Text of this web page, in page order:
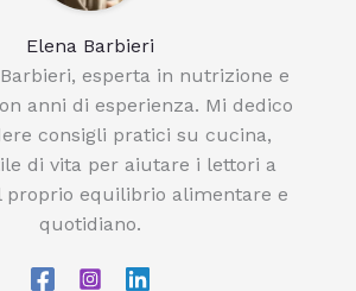
Elena Barbieri
esperta in nutrizione e
anni di esperienza. Mi dedico
consigli pratici su cucina,
di vita per aiutare i lettori a
proprio equilibrio alimentare e
quotidiano.